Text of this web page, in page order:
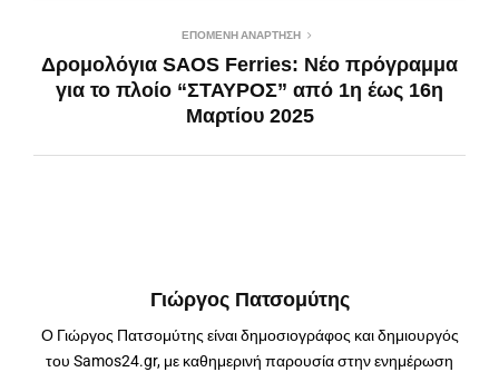
ΕΠΌΜΕΝΗ ΑΝΆΡΤΗΣΗ
Δρομολόγια SAOS Ferries: Νέο πρόγραμμα
για το πλοίο “ΣΤΑΥΡΟΣ” από 1η έως 16η
Μαρτίου 2025
Γιώργος Πατσομύτης
Ο Γιώργος Πατσομύτης είναι δημοσιογράφος και δημιουργός
του Samos24.gr, με καθημερινή παρουσία στην ενημέρωση